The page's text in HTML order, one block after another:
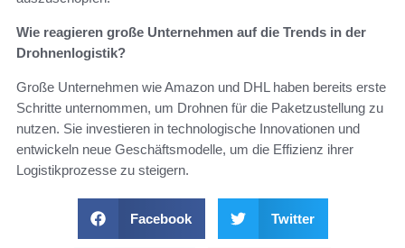
Wie reagieren große Unternehmen auf die Trends in der
Drohnenlogistik?
Große Unternehmen wie Amazon und DHL haben bereits erste
Schritte unternommen, um Drohnen für die Paketzustellung zu
nutzen. Sie investieren in technologische Innovationen und
entwickeln neue Geschäftsmodelle, um die Effizienz ihrer
Logistikprozesse zu steigern.
Facebook Twitter